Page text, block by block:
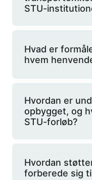
STU-
Hvad er
hvem
Hvordan er
opbygget, og
STU-forløb?
Hvordan
forberede sig